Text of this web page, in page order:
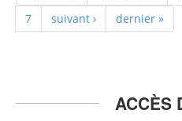
7
suivant › dernier »
ACCÈS